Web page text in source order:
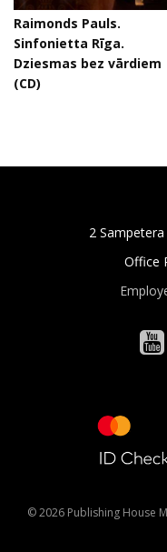
Raimonds Pauls.
Sinfonietta Rīga.
Dziesmas bez vārdiem
(CD)
2
Office
© 2026 Publishing House